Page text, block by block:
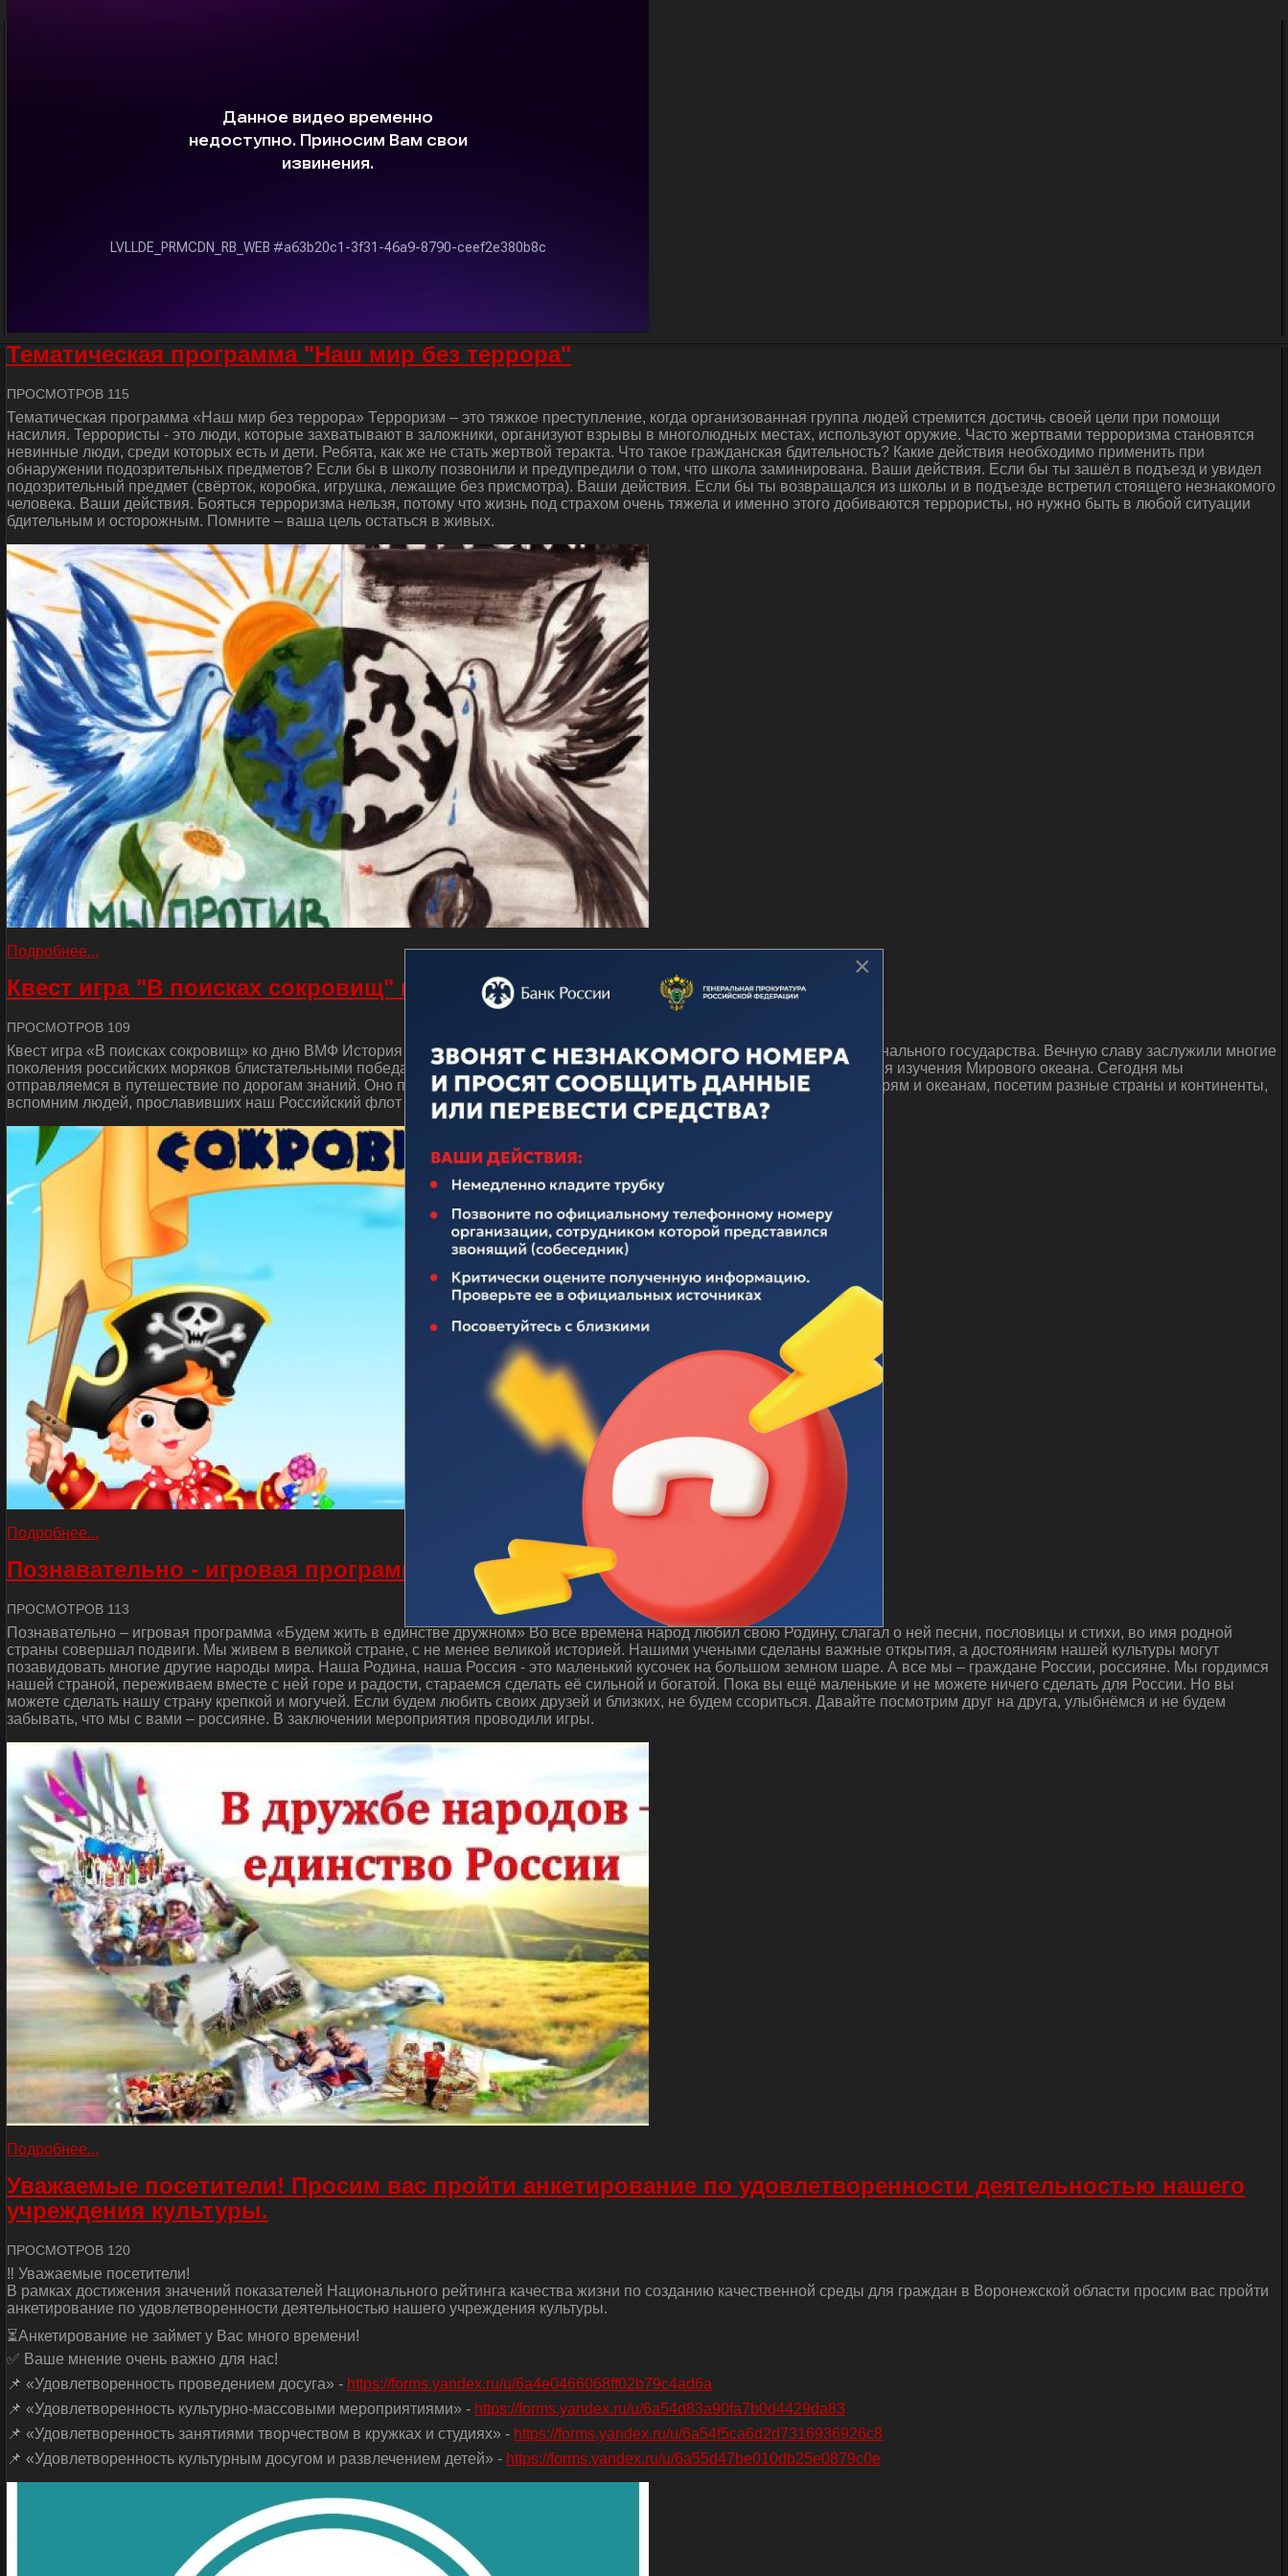
Тематическая программа "Наш мир без террора"
ПРОСМОТРОВ 115
Тематическая программа «Наш мир без террора» Терроризм – это тяжкое преступление, когда организованная группа людей стремится достичь своей цели при помощи
насилия. Террористы - это люди, которые захватывают в заложники, организуют взрывы в многолюдных местах, используют оружие. Часто жертвами терроризма становятся
невинные люди, среди которых есть и дети. Ребята, как же не стать жертвой теракта. Что такое гражданская бдительность? Какие действия необходимо применить при
обнаружении подозрительных предметов? Если бы в школу позвонили и предупредили о том, что школа заминирована. Ваши действия. Если бы ты зашёл в подъезд и увидел
подозрительный предмет (свёрток, коробка, игрушка, лежащие без присмотра). Ваши действия. Если бы ты возвращался из школы и в подъезде встретил стоящего незнакомого
человека. Ваши действия. Бояться терроризма нельзя, потому что жизнь под страхом очень тяжела и именно этого добиваются террористы, но нужно быть в любой ситуации
бдительным и осторожным. Помните – ваша цель остаться в живых.
Подробнее...
Квест игра "В поисках сокровищ" ко дню ВМФ
ПРОСМОТРОВ 109
Квест игра «В поисках сокровищ» ко дню ВМФ История отечественного флота неотделима от истории нашего многонационального государства. Вечную славу заслужили многие
поколения российских моряков блистательными победами над иноземными захватчиками, героическими подвигами во имя изучения Мирового океана. Сегодня мы
отправляемся в путешествие по дорогам знаний. Оно посвящается истории Российского Флота. Поэтому поплывем по морям и океанам, посетим разные страны и континенты,
вспомним людей, прославивших наш Российский флот и сделавших очень много для его становления и развития.
Подробнее...
Познавательно - игровая программа "Будем жить в единстве дружном"
ПРОСМОТРОВ 113
Познавательно – игровая программа «Будем жить в единстве дружном» Во все времена народ любил свою Родину, слагал о ней песни, пословицы и стихи, во имя родной
страны совершал подвиги. Мы живем в великой стране, с не менее великой историей. Нашими учеными сделаны важные открытия, а достояниям нашей культуры могут
позавидовать многие другие народы мира. Наша Родина, наша Россия - это маленький кусочек на большом земном шаре. А все мы – граждане России, россияне. Мы гордимся
нашей страной, переживаем вместе с ней горе и радости, стараемся сделать её сильной и богатой. Пока вы ещё маленькие и не можете ничего сделать для России. Но вы
можете сделать нашу страну крепкой и могучей. Если будем любить своих друзей и близких, не будем ссориться. Давайте посмотрим друг на друга, улыбнёмся и не будем
забывать, что мы с вами – россияне. В заключении мероприятия проводили игры.
Подробнее...
Уважаемые посетители! Просим вас пройти анкетирование по удовлетворенности деятельностью нашего
учреждения культуры.
ПРОСМОТРОВ 120
‼ Уважаемые посетители!
В рамках достижения значений показателей Национального рейтинга качества жизни по созданию качественной среды для граждан в Воронежской области просим вас пройти
анкетирование по удовлетворенности деятельностью нашего учреждения культуры.
⏳Анкетирование не займет у Вас много времени!
✅ Ваше мнение очень важно для нас!
📌 «Удовлетворенность проведением досуга» - https://forms.yandex.ru/u/6a4e0466068ff02b79c4ad6a
📌 «Удовлетворенность культурно-массовыми мероприятиями» - https://forms.yandex.ru/u/6a54d83a90fa7b0d4429da83
📌 «Удовлетворенность занятиями творчеством в кружках и студиях» - https://forms.yandex.ru/u/6a54f5ca6d2d7316936926c8
📌 «Удовлетворенность культурным досугом и развлечением детей» - https://forms.yandex.ru/u/6a55d47be010db25e0879c0e
×